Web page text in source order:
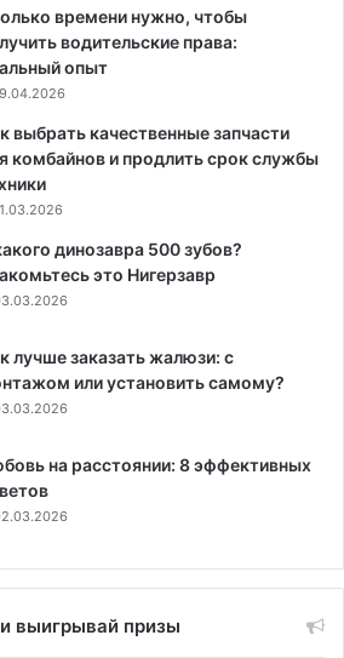
времени нужно, чтобы
водительские права:
опыт
выбрать качественные запчасти
комбайнов и продлить срок службы
динозавра 500 зубов?
это Нигерзавр
лучше заказать жалюзи: с
или установить самому?
на расстоянии: 8 эффективных
выигрывай призы